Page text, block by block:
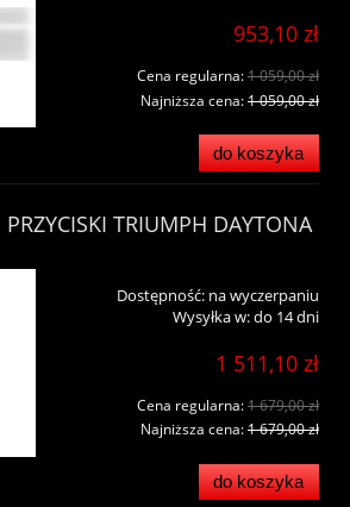
953,10 zł
Cena regularna:1 059,00 zł
Najniższa cena:1 059,00 zł
do koszyka
PRZYCISKI TRIUMPH DAYTONA
Dostępność: na wyczerpaniu
Wysyłka w:do 14 dni
1 511,10 zł
Cena regularna:1 679,00 zł
Najniższa cena:1 679,00 zł
do koszyka